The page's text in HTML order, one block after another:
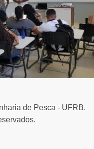
de Pesca - UFRB.